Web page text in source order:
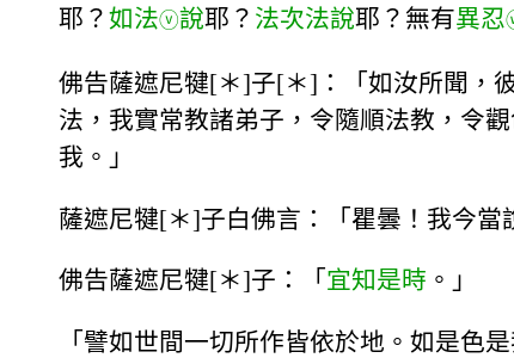
耶？ 如法ⓥ說耶？ 法次法說耶？無有異忍
佛告薩遮尼犍[＊]子[＊]：「如汝所聞，
法，我實常教諸弟子，令隨順法教，令
我。」
薩遮尼犍[＊]子白佛言：「瞿曇！我今當
佛告薩遮尼犍[＊]子：「 宜知是時 。」
「譬如世間一切所作皆依於地。如是色